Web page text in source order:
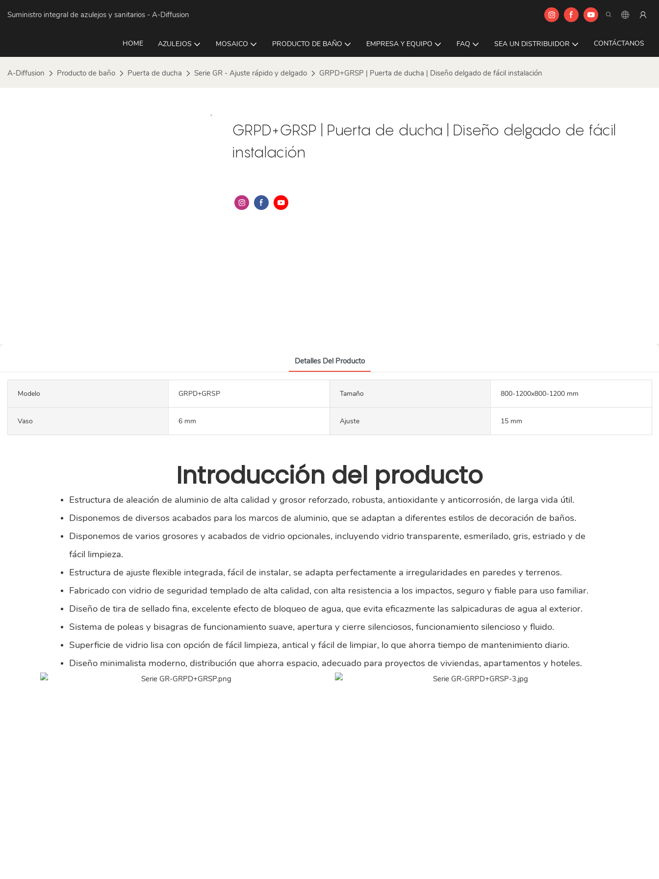
Suministro integral de azulejos y sanitarios - A-Diffusion
HOME AZULEJOS MOSAICO PRODUCTO DE BAÑO EMPRESA Y EQUIPO FAQ SEA UN DISTRIBUIDOR CONTÁCTANOS
A-Diffusion Producto de baño Puerta de ducha Serie GR - Ajuste rápido y delgado GRPD+GRSP | Puerta de ducha | Diseño delgado de fácil instalación
GRPD+GRSP | Puerta de ducha | Diseño delgado de fácil
instalación
Detalles Del Producto
Modelo GRPD+GRSP Tamaño 800-1200x800-1200 mm
Vaso 6 mm Ajuste 15 mm
Introducción del producto
Estructura de aleación de aluminio de alta calidad y grosor reforzado, robusta, antioxidante y anticorrosión, de larga vida útil.
Disponemos de diversos acabados para los marcos de aluminio, que se adaptan a diferentes estilos de decoración de baños.
Disponemos de varios grosores y acabados de vidrio opcionales, incluyendo vidrio transparente, esmerilado, gris, estriado y de
fácil limpieza.
Estructura de ajuste flexible integrada, fácil de instalar, se adapta perfectamente a irregularidades en paredes y terrenos.
Fabricado con vidrio de seguridad templado de alta calidad, con alta resistencia a los impactos, seguro y fiable para uso familiar.
Diseño de tira de sellado fina, excelente efecto de bloqueo de agua, que evita eficazmente las salpicaduras de agua al exterior.
Sistema de poleas y bisagras de funcionamiento suave, apertura y cierre silenciosos, funcionamiento silencioso y fluido.
Superficie de vidrio lisa con opción de fácil limpieza, antical y fácil de limpiar, lo que ahorra tiempo de mantenimiento diario.
Diseño minimalista moderno, distribución que ahorra espacio, adecuado para proyectos de viviendas, apartamentos y hoteles.